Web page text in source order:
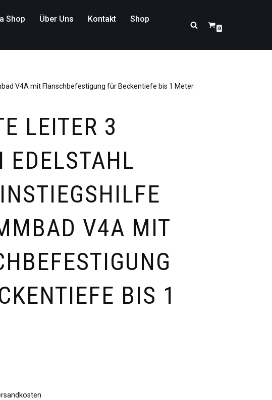
Shop Über Uns Kontakt
Shop
0
V4A mit Flanschbefestigung für Beckentiefe bis 1 Meter
LEITER 3
EDELSTAHL
V4A MIT
BIS 1